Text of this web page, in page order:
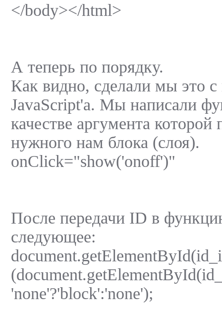
</body></html>
А теперь по порядку.
Как видно, сделали мы это
JavaScript'а. Мы написали
качестве аргумента которой
нужного нам блока (слоя).
onClick="show('onoff')"
После передачи ID в
следующее:
'none'?'block':'none');